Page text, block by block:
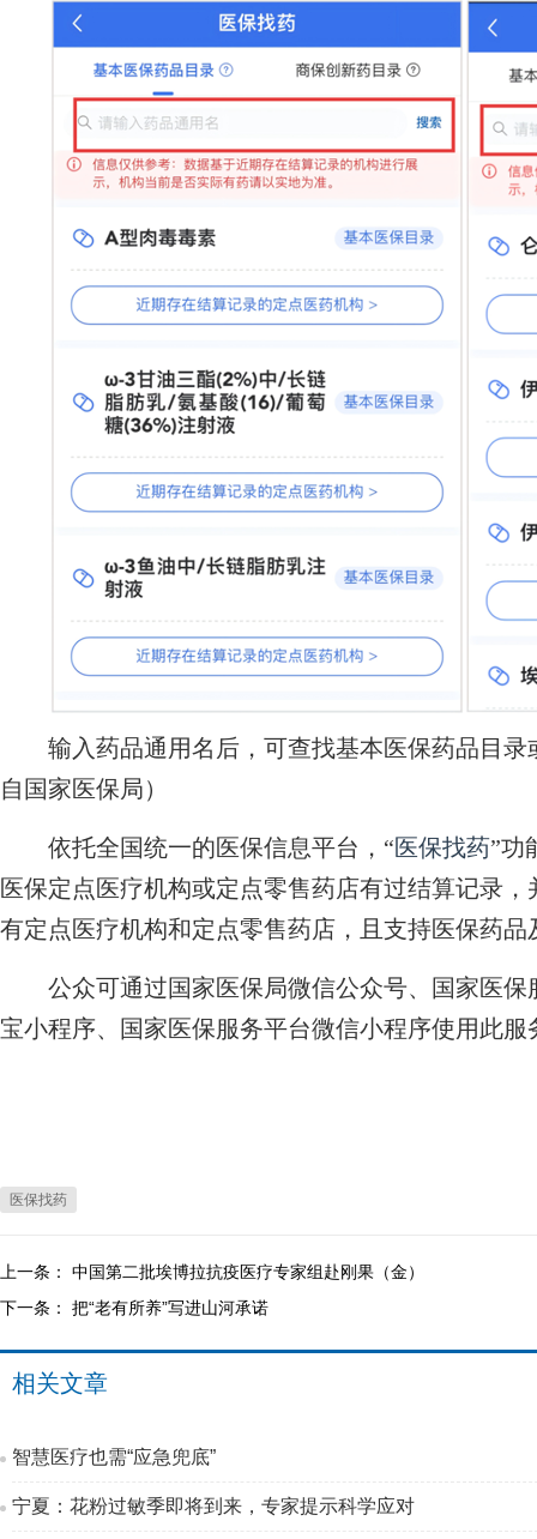
输入药品通用名后，可查找基本医保药品目录
自国家医保局）
依托全国统一的医保信息平台，“医保找药”功
医保定点医疗机构或定点零售药店有过结算记录
有定点医疗机构和定点零售药店，且支持医保药
公众可通过国家医保局微信公众号、国家医保
宝小程序、国家医保服务平台微信小程序使用此
医保找药
上一条： 中国第二批埃博拉抗疫医疗专家组赴刚果（金）
下一条： 把“老有所养”写进山河承诺
相关文章
智慧医疗也需“应急兜底”
宁夏：花粉过敏季即将到来，专家提示科学应对